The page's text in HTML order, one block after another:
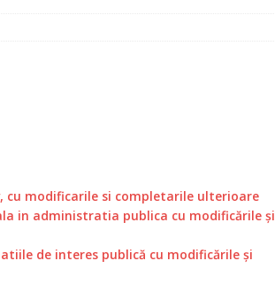
cu modificarile si completarile ulterioare
in administratia publica cu modificările și
de interes publică cu modificările și